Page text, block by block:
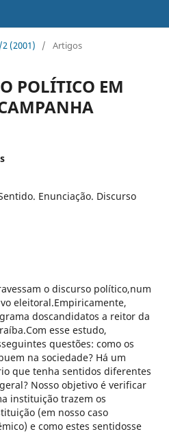
(2001) / Artigos
POLÍTICO EM
Enunciação. Discurso
o discurso político,num
eleitoral.Empiricamente,
doscandidatos a reitor da
esse estudo,
questões: como os
na sociedade? Há um
que tenha sentidos diferentes
Nosso objetivo é verificar
instituição trazem os
(em nosso caso
e como estes sentidosse